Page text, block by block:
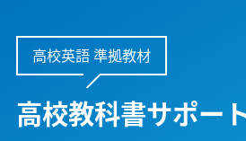
高校英語 準拠教材
高校教科書サポー